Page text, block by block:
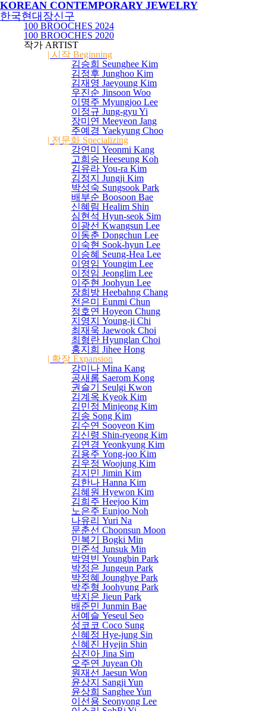
KOREAN CONTEMPORARY JEWELRY
한국현대장신구
100 BROOCHES 2024
100 BROOCHES 2020
작가 ARTIST
| 시작 Beginning
김승희 Seunghee Kim
김정후 Junghoo Kim
김재영 Jaeyoung Kim
우진순 Jinsoon Woo
이명주 Myungjoo Lee
이정규 Jung-gyu Yi
장미연 Meeyeon Jang
주예경 Yaekyung Choo
| 전문화 Specializing
강연미 Yeonmi Kang
고희승 Heeseung Koh
김유라 You-ra Kim
김정지 Jungji Kim
박성숙 Sungsook Park
배부순 Boosoon Bae
신혜림 Healim Shin
심현석 Hyun-seok Sim
이광선 Kwangsun Lee
이동춘 Dongchun Lee
이숙현 Sook-hyun Lee
이승혜 Seung-Hea Lee
이영임 Youngim Lee
이정임 Jeonglim Lee
이주현 Joohyun Lee
장희방 Heebahng Chang
전은미 Eunmi Chun
정호연 Hoyeon Chung
지영지 Young-ji Chi
최재욱 Jaewook Choi
최형란 Hyunglan Choi
홍지희 Jihee Hong
| 확장 Expansion
강미나 Mina Kang
공새롬 Saerom Kong
권슬기 Seulgi Kwon
김계옥 Kyeok Kim
김민정 Minjeong Kim
김송 Song Kim
김수연 Sooyeon Kim
김신령 Shin-ryeong Kim
김연경 Yeonkyung Kim
김용주 Yong-joo Kim
김우정 Woojung Kim
김지민 Jimin Kim
김한나 Hanna Kim
김혜원 Hyewon Kim
김희주 Heejoo Kim
노은주 Eunjoo Noh
나유리 Yuri Na
문춘선 Choonsun Moon
민복기 Bogki Min
민준석 Junsuk Min
박영빈 Youngbin Park
박정은 Jungeun Park
박정혜 Jounghye Park
박주형 Joohyung Park
박지은 Jieun Park
배준민 Junmin Bae
서예슬 Yeseul Seo
성코코 Coco Sung
신혜정 Hye-jung Sin
신혜진 Hyejin Shin
심진아 Jina Sim
오주연 Juyean Oh
원재선 Jaesun Won
윤상지 Sangji Yun
윤상희 Sanghee Yun
이선용 Seonyong Lee